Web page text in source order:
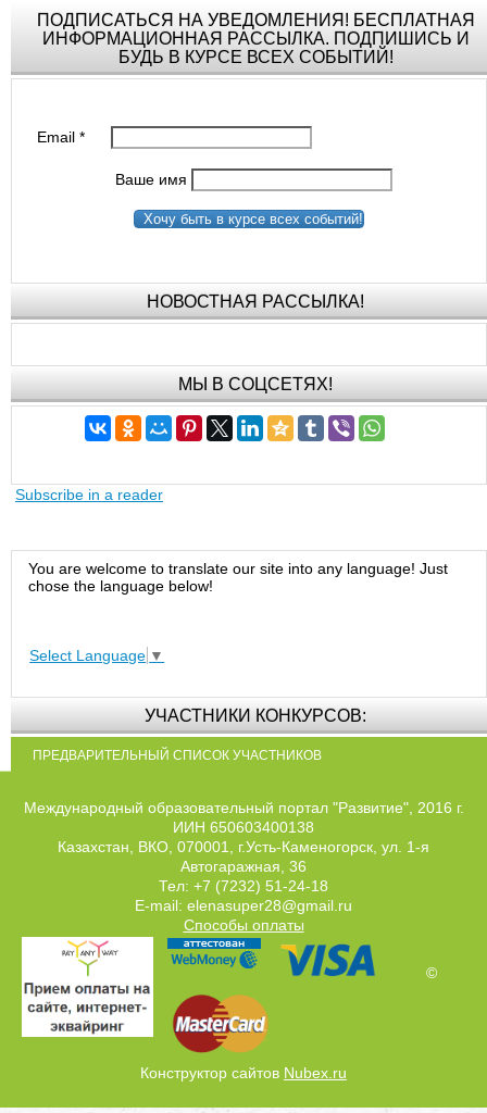
ПОДПИСАТЬСЯ НА УВЕДОМЛЕНИЯ! БЕСПЛАТНАЯ
ИНФОРМАЦИОННАЯ РАССЫЛКА. ПОДПИШИСЬ И
БУДЬ В КУРСЕ ВСЕХ СОБЫТИЙ!
Email*
Ваше имя
Хочу быть в курсе всех событий!
НОВОСТНАЯ РАССЫЛКА!
МЫ В СОЦСЕТЯХ!
Subscribe in a reader
You are welcome to translate our site into any language! Just
chose the language below!
Select Language ▼
УЧАСТНИКИ КОНКУРСОВ:
ПРЕДВАРИТЕЛЬНЫЙ СПИСОК УЧАСТНИКОВ
Международный образовательный портал "Развитие", 2016 г.
ИИН 650603400138
Казахстан, ВКО, 070001, г.Усть-Каменогорск, ул. 1-я
Автогаражная, 36
Тел: +7 (7232) 51-24-18
E-mail: elenasuper28@gmail.ru
Способы оплаты
©
Конструктор сайтов Nubex.ru